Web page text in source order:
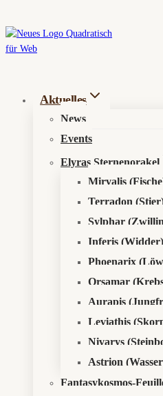
Inhalt
springen
Aktuelles
News
Events
Elyras Sternenorakel
Mirvalis
Terradon
Sylphar
Inferis (Widder)
Phoenarix
Orsamar
Aurapis
Leviathis
Nivarys
Astrion
Fantasykosmos-